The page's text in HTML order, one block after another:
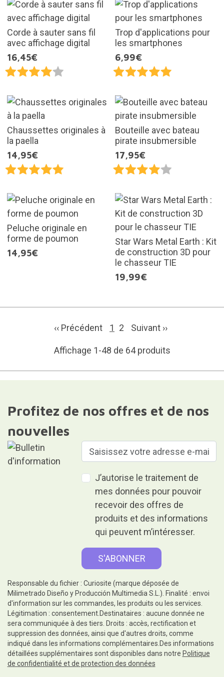
Corde à sauter sans fil
avec affichage digital
16,45€
Trop d'applications pour
les smartphones
6,99€
Chaussettes originales à
la paella
14,95€
Bouteille avec bateau
pirate insubmersible
17,95€
Peluche originale en
forme de poumon
14,95€
Star Wars Metal Earth : Kit
de construction 3D pour
le chasseur TIE
19,99€
‹‹ Précédent 1 2 Suivant ››
Affichage 1-48 de 64 produits
Profitez de nos offres et de nos
nouvelles
J’autorise le traitement de
mes données pour pouvoir
recevoir des offres de
produits et des informations
qui peuvent m’intéresser.
Responsable du fichier : Curiosite (marque déposée de
Milimetrado Diseño y Producción Multimedia S.L.). Finalité : envoi
d'information sur les commandes, les produits ou les services.
Légitimation : consentement.Destinataires : aucune donnée ne
sera communiquée à des tiers. Droits : accès, rectification et
suppression des données, ainsi que d'autres droits, comme
indiqué dans les informations complémentaires.Des informations
détaillées supplémentaires sont disponibles dans notre Politique
de confidentialité et de protection des données